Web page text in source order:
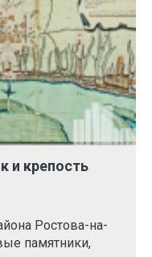
и крепость
Ростова-на-
памятники,